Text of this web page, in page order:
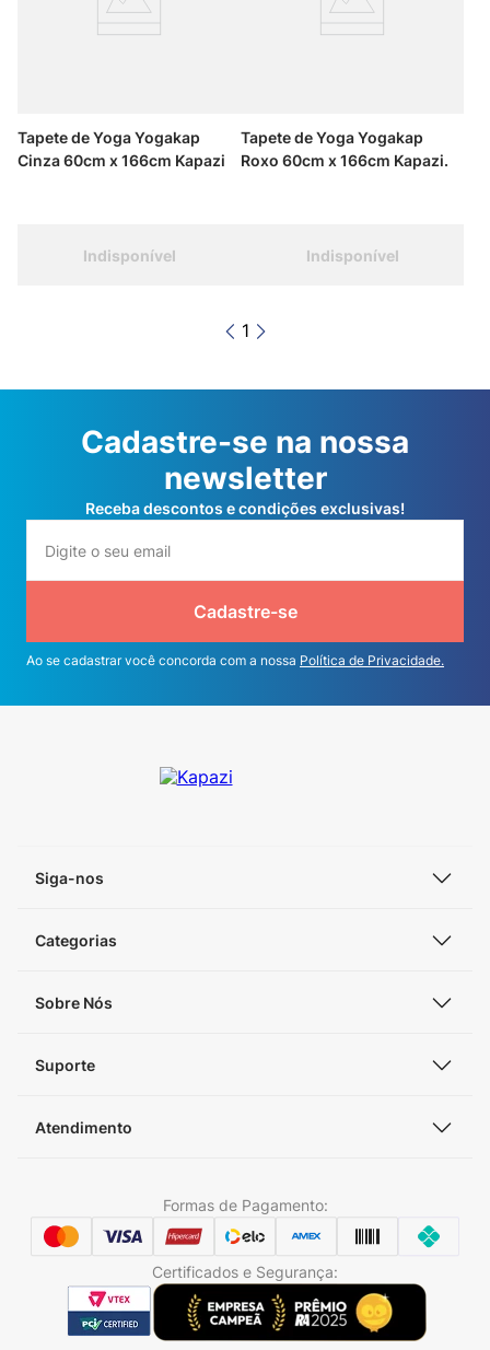
Tapete de Yoga Yogakap
Cinza 60cm x 166cm Kapazi
Indisponível
Tapete de Yoga Yogakap
Roxo 60cm x 166cm Kapazi.
Indisponível
1
Cadastre-se na nossa
newsletter
Receba descontos e condições exclusivas!
Cadastre-se
Ao se cadastrar você concorda com a nossa Política de Privacidade.
Siga-nos
Categorias
Sobre Nós
Suporte
Atendimento
Formas de Pagamento:
Certificados e Segurança: